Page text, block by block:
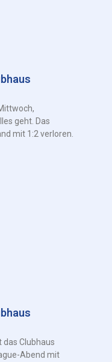
geht. Das
mit 1:2 verloren.
Clubhaus
Abend mit